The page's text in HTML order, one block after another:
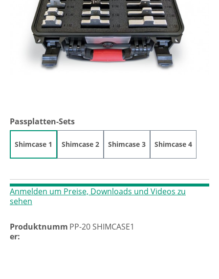
Passplatten-Setsauswählen
Shimcase 1 Shimcase 2 Shimcase 3 Shimcase 4
Anmelden um Preise, Downloads und Videos zu
sehen
Produktnumm
er:
PP-20 SHIMCASE1